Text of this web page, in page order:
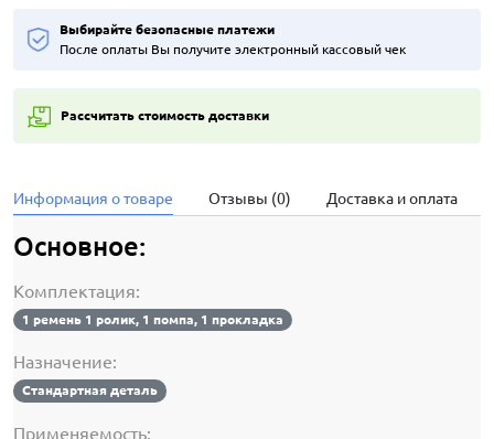
Выбирайте безопасные платежи
После оплаты Вы получите электронный кассовый чек
Рассчитать стоимость доставки
Информация о товаре Отзывы (0) Доставка и оплата
Основное:
Комплектация:
1 ремень 1 ролик, 1 помпа, 1 прокладка
Назначение:
Стандартная деталь
Применяемость: